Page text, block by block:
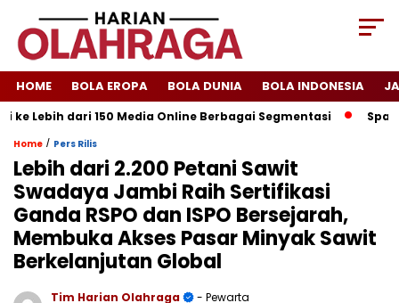
HOME BOLA EROPA BOLA DUNIA BOLA INDONESIA
dari 150 Media Online Berbagai Segmentasi Spanyol
Home / Pers Rilis
Lebih dari 2.200 Petani Sawit
Swadaya Jambi Raih Sertifikasi
Ganda RSPO dan ISPO Bersejarah,
Membuka Akses Pasar Minyak Sawit
Berkelanjutan Global
Tim Harian Olahraga
- Pewarta